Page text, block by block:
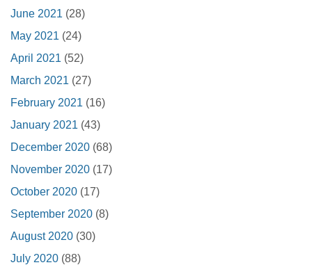
June 2021 (28)
May 2021 (24)
April 2021 (52)
March 2021 (27)
February 2021 (16)
January 2021 (43)
December 2020 (68)
November 2020 (17)
October 2020 (17)
September 2020 (8)
August 2020 (30)
July 2020 (88)